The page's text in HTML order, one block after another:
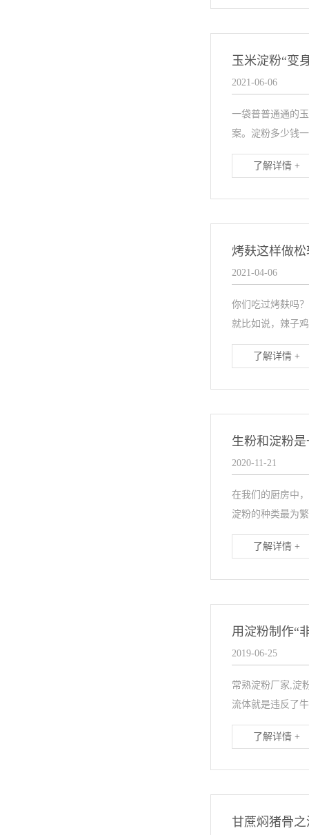
玉米淀粉“变
2021-06-06
一袋普普通通的
案。淀粉多少钱
了解详情 +
烤麸这样做
2021-04-06
你们吃过烤麸吗
就比如说，辣子
了解详情 +
生粉和淀粉
2020-11-21
在我们的厨房中
淀粉的种类最为
了解详情 +
用淀粉制作“
2019-06-25
常熟淀粉厂家,淀
流体就是违反了
了解详情 +
甘蔗焖猪骨